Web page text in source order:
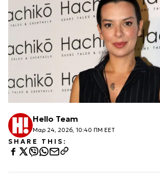
Hello Team
Μαρ 24, 2026, 10:40 ΠΜ EET
SHARE THIS: